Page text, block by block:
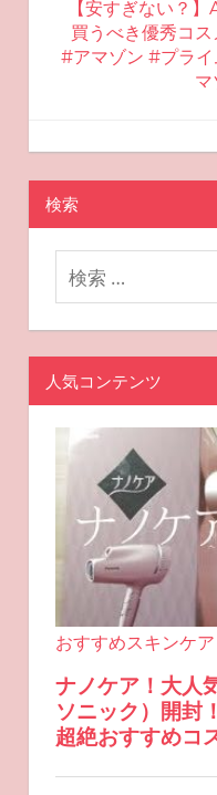
ー
ン
【安すぎない？
買うべき優秀コ
#アマゾン #プラ
2025-07-15
miyu
可愛く見える化粧
検索
人気コンテンツ